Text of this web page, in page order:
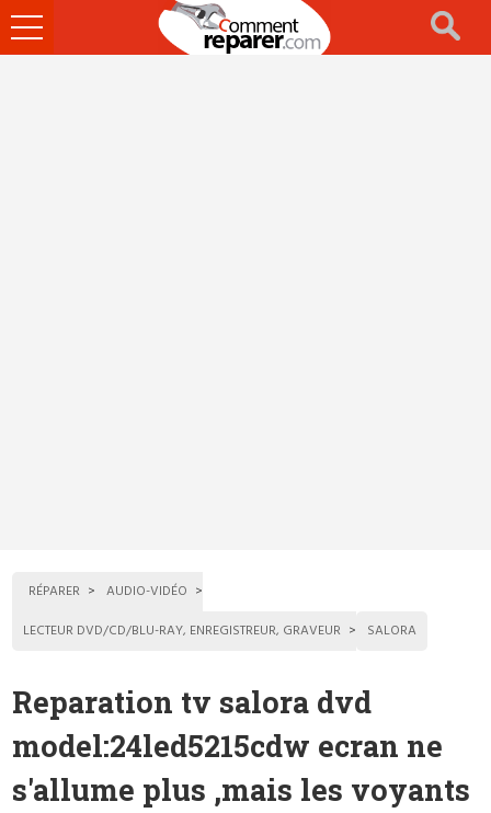
Ouvrir
le
RÉPARER
AUDIO-VIDÉO
LECTEUR DVD/CD/BLU-RAY, ENREGISTREUR, GRAVEUR
SALORA
Reparation tv salora dvd
model:24led5215cdw ecran ne
s'allume plus ,mais les voyants